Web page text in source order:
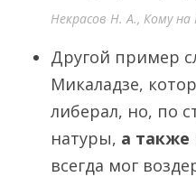
Некрасов Н. А., Кому
Другой пример
Микаладзе,
либерал, но, по
натуры, а также
всегда мог